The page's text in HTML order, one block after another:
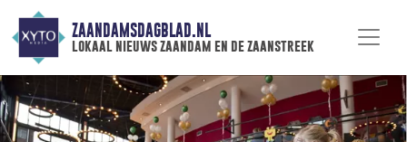
ZAANDAMSDAGBLAD.NL
lokaal nieuws zaandam en de zaanstreek